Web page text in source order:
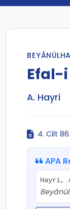
Efal-
A. Hayri
4. Cilt
APA
Hayri,